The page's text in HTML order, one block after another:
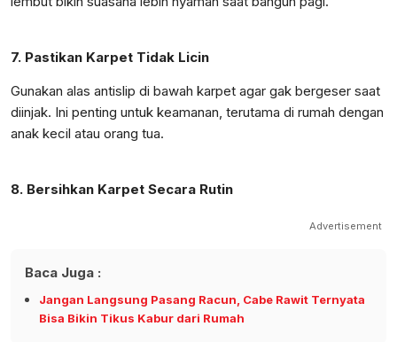
7. Pastikan Karpet Tidak Licin
Gunakan alas antislip di bawah karpet agar gak bergeser saat
diinjak. Ini penting untuk keamanan, terutama di rumah dengan
anak kecil atau orang tua.
8. Bersihkan Karpet Secara Rutin
Advertisement
Baca Juga :
Jangan Langsung Pasang Racun, Cabe Rawit Ternyata
Bisa Bikin Tikus Kabur dari Rumah